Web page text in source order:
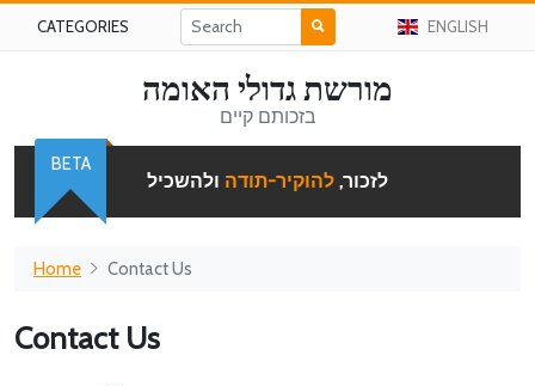
CATEGORIES ENGLISH
מורשת גדולי האומה
בזכותם קיים
לזכור, להוקיר-תודה ולהשכיל
BETA
Home Contact Us
Contact Us